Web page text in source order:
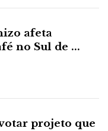
afeta
no Sul de ...
projeto que